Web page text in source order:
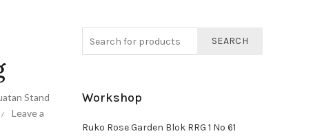
Stand
Leave a
SEARCH
Workshop
Ruko Rose Garden Blok RRG 1 No 61